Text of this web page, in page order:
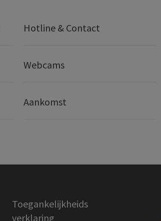
Hotline & Contact
Webcams
Aankomst
Toegankelijkheids
verklaring